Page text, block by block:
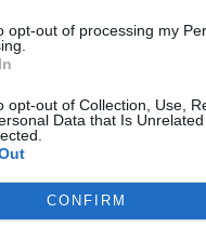
opt-out of processing my
opt-out of Collection, Use,
Data that Is
CONFIRM
trudnych
w ciężkich
na siebie liczyć.
wujka
również
zajęciach.